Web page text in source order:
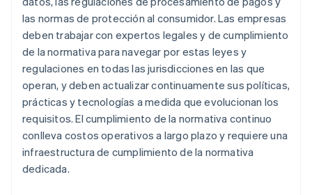
las normas de protección al consumidor. Las empresas
deben trabajar con expertos legales y de cumplimiento
de la normativa para navegar por estas leyes y
regulaciones en todas las jurisdicciones en las que
operan, y deben actualizar continuamente sus políticas,
prácticas y tecnologías a medida que evolucionan los
requisitos. El cumplimiento de la normativa continuo
conlleva costos operativos a largo plazo y requiere una
infraestructura de cumplimiento de la normativa
dedicada.